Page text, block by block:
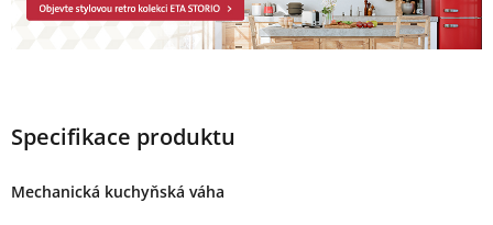
Specifikace produktu
Mechanická kuchyňská váha